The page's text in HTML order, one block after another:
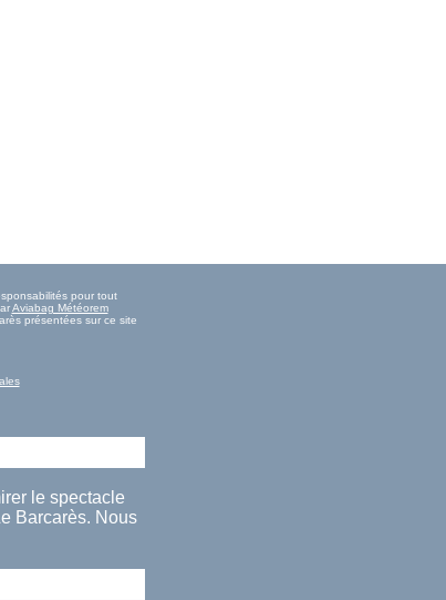
pour tout
Aviabag Météorem
présentées sur ce site
le spectacle
Barcarès. Nous